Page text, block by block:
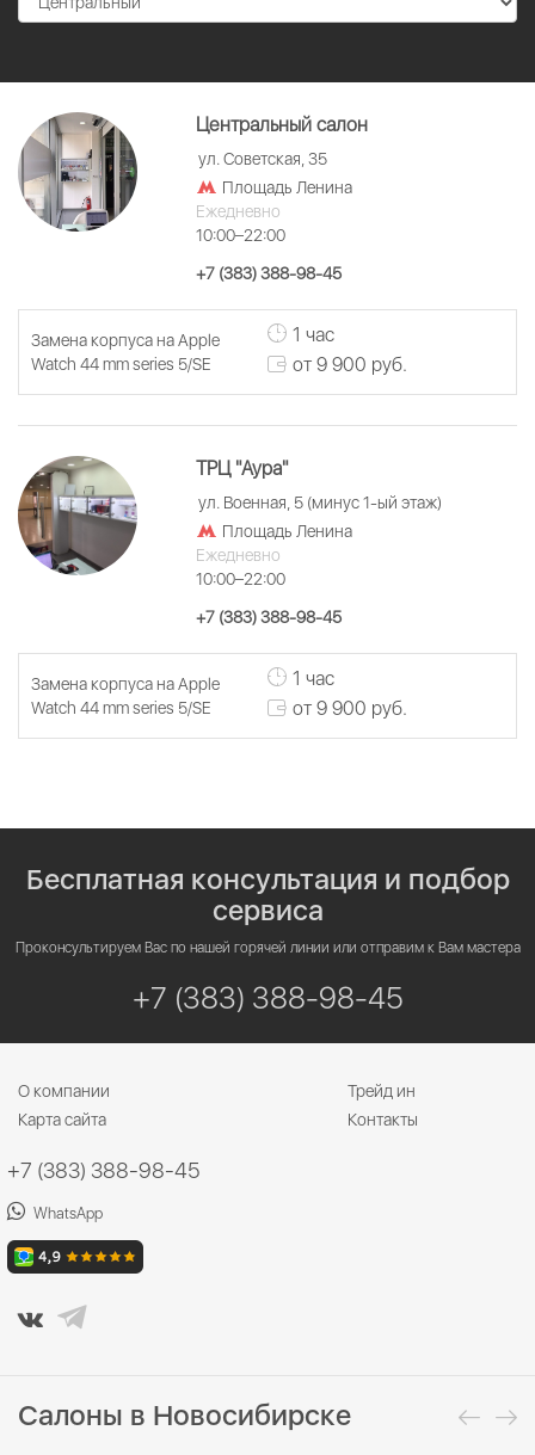
Центральный салон
ул. Советская, 35
Площадь Ленина
Ежедневно
10:00–22:00
+7 (383) 388-98-45
Замена корпуса на Apple
Watch 44 mm series 5/SE
1 час
от 9 900 руб.
ТРЦ "Аура"
ул. Военная, 5 (минус 1-ый этаж)
Площадь Ленина
Ежедневно
10:00–22:00
+7 (383) 388-98-45
Замена корпуса на Apple
Watch 44 mm series 5/SE
1 час
от 9 900 руб.
Бесплатная консультация и подбор
сервиса
Проконсультируем Вас по нашей горячей линии или отправим к Вам мастера
+7 (383) 388-98-45
О компании
Трейд ин
Карта сайта
Контакты
+7 (383) 388-98-45
WhatsApp
Салоны в Новосибирске